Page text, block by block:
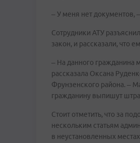
– У меня нет документов,
Сотрудники АТУ
закон, и рассказали, что
– На данного гражданина
рассказала Оксана
Фрунзенского района. –
гражданину выпишут
Стоит отметить, что за
нескольким статьям
в неустановленных